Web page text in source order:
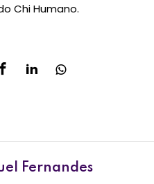
Chi Humano.
Fernandes